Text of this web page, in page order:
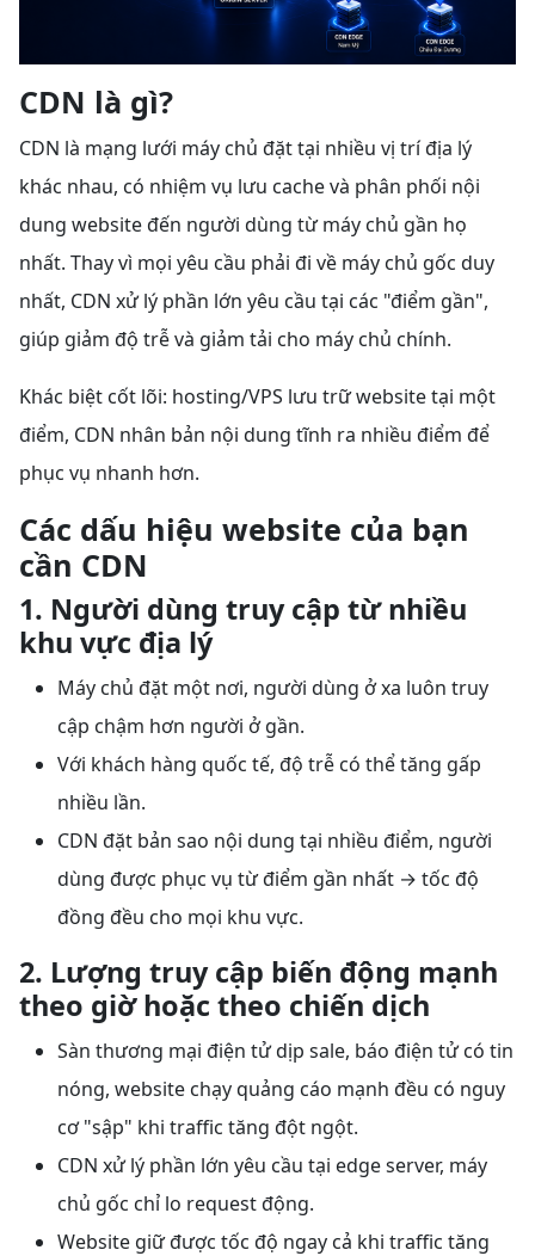
CDN là gì?
CDN là mạng lưới máy chủ đặt tại nhiều vị trí địa lý
khác nhau, có nhiệm vụ lưu cache và phân phối nội
dung website đến người dùng từ máy chủ gần họ
nhất. Thay vì mọi yêu cầu phải đi về máy chủ gốc duy
nhất, CDN xử lý phần lớn yêu cầu tại các "điểm gần",
giúp giảm độ trễ và giảm tải cho máy chủ chính.
Khác biệt cốt lõi: hosting/VPS lưu trữ website tại một
điểm, CDN nhân bản nội dung tĩnh ra nhiều điểm để
phục vụ nhanh hơn.
Các dấu hiệu website của bạn
cần CDN
1. Người dùng truy cập từ nhiều
khu vực địa lý
Máy chủ đặt một nơi, người dùng ở xa luôn truy
cập chậm hơn người ở gần.
Với khách hàng quốc tế, độ trễ có thể tăng gấp
nhiều lần.
CDN đặt bản sao nội dung tại nhiều điểm, người
dùng được phục vụ từ điểm gần nhất → tốc độ
đồng đều cho mọi khu vực.
2. Lượng truy cập biến động mạnh
theo giờ hoặc theo chiến dịch
Sàn thương mại điện tử dịp sale, báo điện tử có tin
nóng, website chạy quảng cáo mạnh đều có nguy
cơ "sập" khi traffic tăng đột ngột.
CDN xử lý phần lớn yêu cầu tại edge server, máy
chủ gốc chỉ lo request động.
Website giữ được tốc độ ngay cả khi traffic tăng